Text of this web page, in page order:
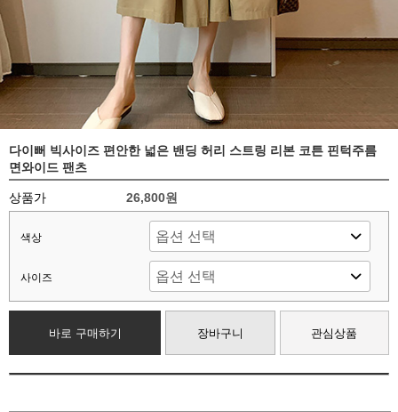
다이뻐 빅사이즈 편안한 넓은 밴딩 허리 스트링 리본 코튼 핀턱주름
면와이드 팬츠
상품가 26,800원
색상
사이즈
바로 구매하기 장바구니 관심상품